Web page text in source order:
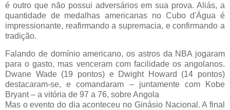
é outro que não possui adversários em sua prova. Aliás, a
quantidade de medalhas americanas no Cubo d'Água é
impressionante, reafirmando a supremacia, e confirmando a
tradição.
Falando de domínio americano, os astros da NBA jogaram
para o gasto, mas venceram com facilidade os angolanos.
Dwane Wade (19 pontos) e Dwight Howard (14 pontos)
destacaram-se, e comandaram – juntamente com Kobe
Bryant – a vitória de 97 a 76, sobre Angola
Mas o evento do dia aconteceu no Ginásio Nacional. A final